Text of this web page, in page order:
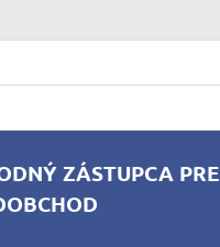
ZÁSTUPCA PRE